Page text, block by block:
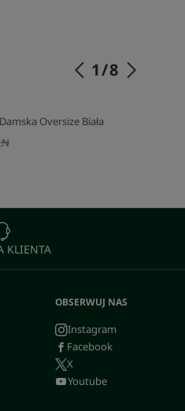
1/8
Oversize Biała
KLIENTA
OBSERWUJ NAS
Instagram
Facebook
X
Youtube